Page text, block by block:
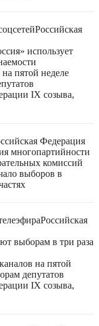
Российская
использует
пятой неделе
IX созыва,
Федерация
многопартийности
комиссий
выборов в
Российская
выборам в три раза
на пятой
депутатов
IX созыва,